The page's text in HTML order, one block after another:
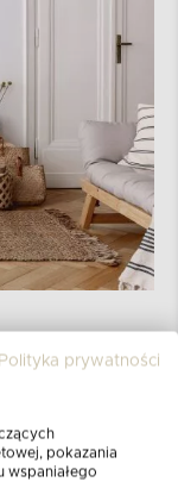
Polityka prywatności
pokazania
wspaniałego